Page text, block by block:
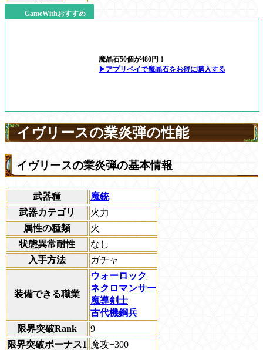
GameWithおすすめ
魔晶石50個が480円！
▶アプリペイで魔晶石をお得に購入する
イヴリースの業炎弾の性能
イヴリースの業炎弾の基本情報
武器種
魔銃
武器カテゴリ
火力
属性の種類
火
状態異常耐性
なし
入手方法
ガチャ
装備できる職業
ウォーロック
ネクロマンサー
魔導剣士
古代機鋼兵
限界突破Rank
9
限界突破ボーナス1 魔攻+300